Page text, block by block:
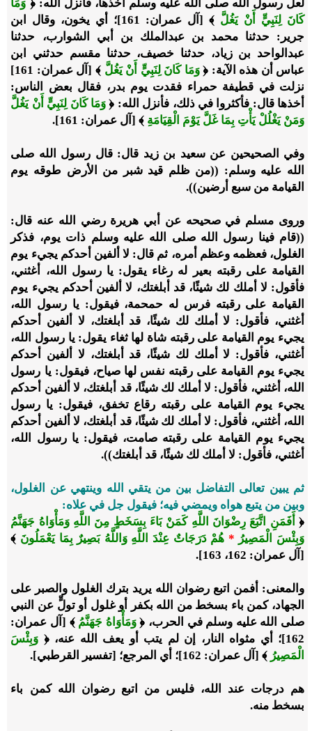
لعل رسول الله صلى الله عليه وسلم أخذها، فأنزل الله: ﴿ وَمَا
كَانَ لِنَبِيٍّ أَنْ يَغُلَّ
﴾ [آل عمران: 161]؛ أي يخون، وقال ابن
جرير: حدثنا محمد بن عبدالملك بن أبي الشوارب، حدثنا
عبدالواحد بن زياد، حدثنا خصيف، حدثنا مقسم حدثني ابن
عباس أن هذه الآية: ﴿وَمَا كَانَ لِنَبِيٍّ أَنْ يَغُلَّ
﴾ [آل عمران: 161]
نزلت في قطيفة حمراء فقدت يوم بدر، فقال بعض الناس:
أخذها قال: فأكثروا في ذلك، فأنزل الله: ﴿ وَمَا كَانَ لِنَبِيٍّ أَنْ يَغُلَّ
وَمَنْ يَغْلُلْ يَأْتِ بِمَا غَلَّ يَوْمَ الْقِيَامَةِ ﴾ [آل عمران: 161].
وفي الصحيحين عن سعيد بن زيد قال: قال رسول الله صلى
الله عليه وسلم: ((من ظلم قيد شبر من الأرض طوقه يوم
القيامة من سبع أرضين)).
وروى مسلم في صحيحه عن أبي هريرة رضي الله عنه قال:
((قام فينا رسول الله صلى الله عليه وسلم ذات يوم، فذكر
الغلول، فعظمه وعظم أمره، ثم قال: لا ألفين أحدكم يجيء يوم
القيامة على رقبته بعير له رغاء يقول: يا رسول الله، أغثني،
فأقول: لا أملك لك شيئًا، قد أبلغتك، لا ألفين أحدكم يجيء يوم
القيامة على رقبته فرس له حمحمة، فيقول: يا رسول الله،
أغثني، فأقول: لا أملك لك شيئًا، قد أبلغتك، لا ألفين أحدكم
يجيء يوم القيامة على رقبته شاة لها ثغاء يقول: يا رسول الله،
أغثني، فأقول: لا أملك لك شيئًا، قد أبلغتك، لا ألفين أحدكم
يجيء يوم القيامة على رقبته نفس لها صياح، فيقول: يا رسول
الله، أغثني، فأقول: لا أملك لك شيئًا، قد أبلغتك، لا ألفين أحدكم
يجيء يوم القيامة على رقبته رقاع تخفق، فيقول: يا رسول
الله، أغثني، فأقول: لا أملك لك شيئًا، قد أبلغتك، لا ألفين أحدكم
يجيء يوم القيامة على رقبته صامت، فيقول: يا رسول الله،
أغثني، فأقول: لا أملك لك شيئًا، قد أبلغتك)).
ثم يبين تعالى التفاضل بين من يتقي الله وينتهي عن الغلول،
وبين من يتبع هواه ويمضي فيه؛ فيقول جل في علاه:
﴿ أَفَمَنِ اتَّبَعَ رِضْوَانَ اللَّهِ كَمَنْ بَاءَ بِسَخَطٍ مِنَ اللَّهِ وَمَأْوَاهُ جَهَنَّمُ
وَبِئْسَ الْمَصِيرُ * هُمْ دَرَجَاتٌ عِنْدَ اللَّهِ وَاللَّهُ بَصِيرٌ بِمَا يَعْمَلُونَ ﴾
[آل عمران: 162، 163].
والمعنى: أفمن اتبع رضوان الله يريد بترك الغلول والصبر على
الجهاد، كمن باء بسخط من الله بكفر أو غلول أو تولٍّ عن النبي
صلى الله عليه وسلم في الحرب، ﴿وَمَأْوَاهُ جَهَنَّمُ ﴾ [آل عمران:
162]؛ أي مثواه النار، إن لم يتب أو يعف الله عنه، ﴿
وَبِئْسَ
الْمَصِيرُ ﴾ [آل عمران: 162]؛ أي المرجع؛ [تفسير القرطبي].
هم درجات عند الله، فليس من اتبع رضوان الله كمن باء
بسخط منه.